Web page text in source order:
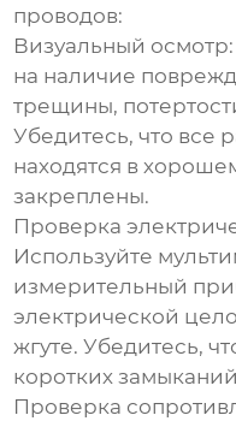
проводов:
Визуальный осмотр:
на наличие
трещины,
Убедитесь, что все
находятся в
закреплены.
Проверка
Используйте
измерительный
электрической
жгуте. Убедитесь,
коротких
Проверка